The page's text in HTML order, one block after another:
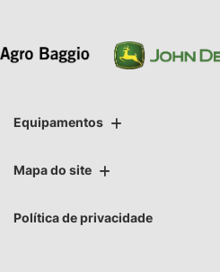
Equipamentos
Mapa do site
Política de privacidade